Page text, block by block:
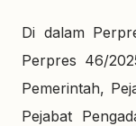
Di dalam
Perpres 46/
Pemerintah,
Pejabat